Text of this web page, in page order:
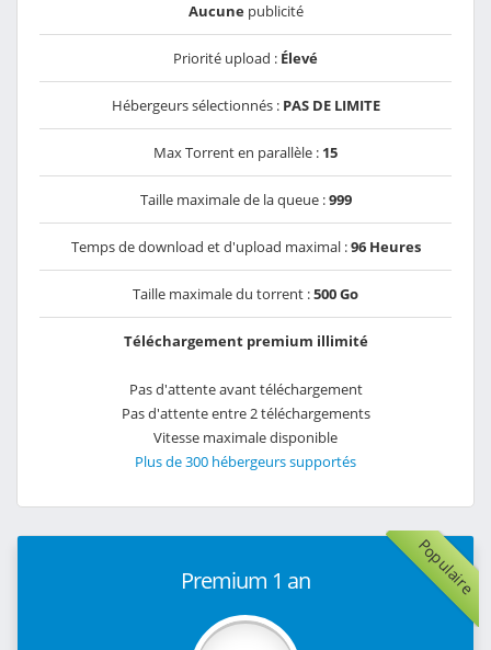
Aucunepublicité
Priorité upload : Élevé
Hébergeurs sélectionnés : PAS DE LIMITE
Max Torrent en parallèle : 15
Taille maximale de la queue :999
Temps de download et d'upload maximal :96 Heures
Taille maximale du torrent :500 Go
Téléchargement premium illimité
Pas d'attente avant téléchargement
Pas d'attente entre 2 téléchargements
Vitesse maximale disponible
Plus de 300 hébergeurs supportés
Populaire
Premium 1 an